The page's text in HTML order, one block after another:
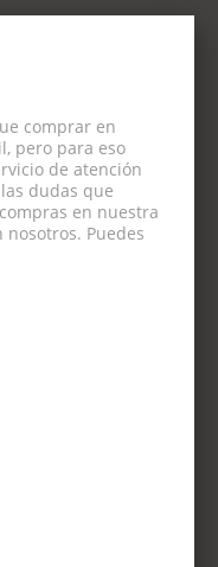
comprar en
pero para eso
de atención
dudas que
en nuestra
Puedes